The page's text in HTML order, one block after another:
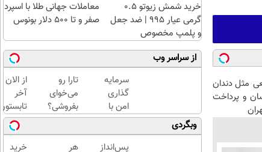
مثل دندان
و پرداخت
خرید شمش زیوتو ۰.۵
گرمی عیار ۹۹۵ | ضد جعل
و پلمپ مخصوص
معاملات جهانی طلا با اسپرد
صفر و تا ۵۰۰ دلار بونوس
از سراسر وب
سرمایه
گذاری
امن با
طلا و
نقره |
دیجی
تارا رو
می‌خوای
بفروشی؟
با
خودرو۴۵
یک‌روزه
از الان
آخر
حداقل
12کیلو
چربی
وبگردی
پس‌انداز
هر
خرید